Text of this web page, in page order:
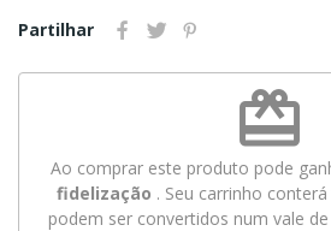
Partilhar
redeem
Ao comprar este produto pode
fidelização . Seu carrinho
podem ser convertidos num vale